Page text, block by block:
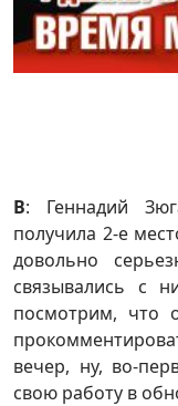
В: Геннадий
получила 2-е
довольно
связывались с
посмотрим, что
вечер, ну, во-
свою работу в